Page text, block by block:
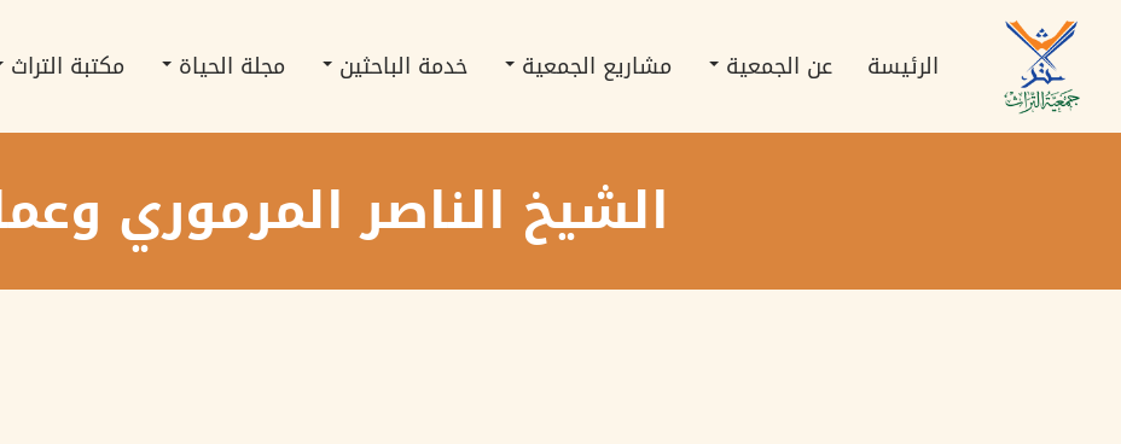
الرئيسي navigation
الرئيسة عن الجمعية مشاريع الجمعية خدمة الباحثين مجلة الحياة مكتبة التراث
الشيخ الناصر المرموري